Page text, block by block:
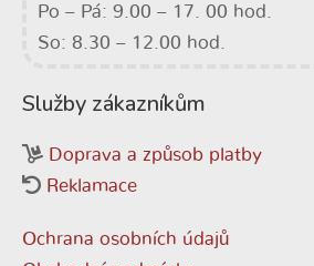
Po – Pá: 9.00 – 17. 00 hod.
So: 8.30 – 12.00 hod.
Služby zákazníkům
Doprava a způsob platby
Reklamace
Ochrana osobních údajů